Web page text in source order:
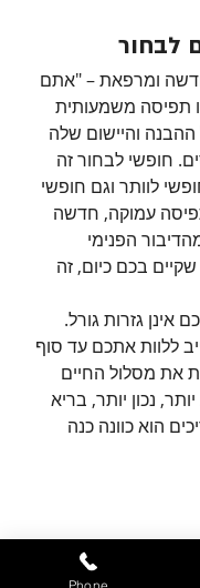
לבחור
ומרפאת – "אתם
תפיסה משמעותית
והיישום שלה
חופשי לבחור זה
לוותר וגם חופשי
עמוקה, חדשה
הפנימי
בכם כיום, זה
אינן גזרות גורל.
ללוות אתכם עד סוף
את מסלול החיים
נכון יותר, בריא
הוא כוונה כנה
לניהול כעסים לחצו
Phone